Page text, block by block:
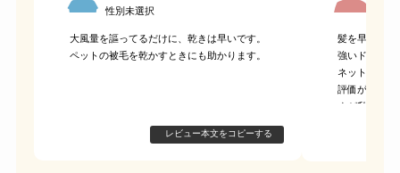
性別未選択
大風量を謳ってるだけに、乾きは早いです。
ペットの被毛を乾かすときにも助かります。
レビュー本文をコピーする
髪を早く乾か
強いドライヤ
ネットで色々
評価が非常に
すが私の求